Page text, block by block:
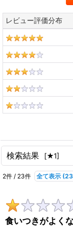
レビュー評価分布
レビュー検索:
画像:
検索結果 [★1]
2件 / 23件 全て表示
食いつきがよく